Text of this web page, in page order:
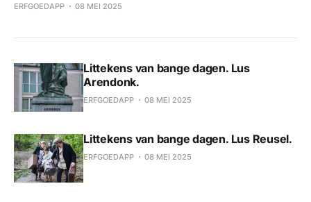
ERFGOEDAPP 08 MEI 2025
Littekens van bange dagen. Lus
Arendonk.
ERFGOEDAPP 08 MEI 2025
Littekens van bange dagen. Lus Reusel.
ERFGOEDAPP 08 MEI 2025